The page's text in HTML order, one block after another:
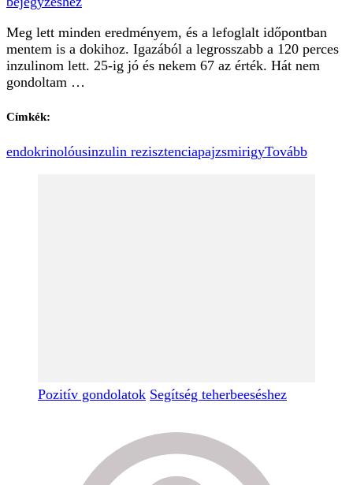
Meg lett minden eredményem, és a lefoglalt időpontban
mentem is a dokihoz. Igazából a legrosszabb a 120 perces
inzulinom lett. 25-ig jó és nekem 67 az érték. Hát nem
gondoltam …
Címkék:
endokrinolóusinzulin rezisztenciapajzsmirigyTovább
Pozitív gondolatok Segítség teherbeeséshez